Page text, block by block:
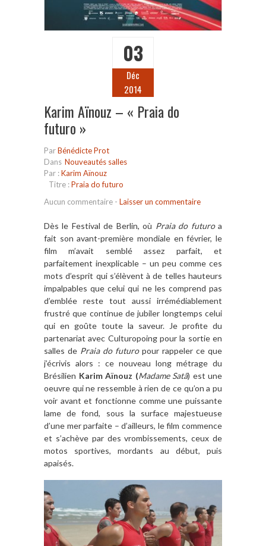
03
Déc
2014
Karim Aïnouz – « Praia do
futuro »
ParBénédicte Prot
Dans Nouveautés salles
Par :Karim Aïnouz
Titre :Praia do futuro
Aucun commentaire - Laisser un commentaire
Dès le Festival de Berlin, où Praia do futuroa
fait son avant-première mondiale en février, le
film m’avait semblé assez parfait, et
parfaitement inexplicable – un peu comme ces
mots d’esprit qui s’élèvent à de telles hauteurs
impalpables que celui qui ne les comprend pas
d’emblée reste tout aussi irrémédiablement
frustré que continue de jubiler longtemps celui
qui en goûte toute la saveur. Je profite du
partenariat avec Culturopoing pour la sortie en
salles de Praia do futuropour rappeler ce que
j’écrivis alors : ce nouveau long métrage du
Brésilien Karim Aïnouz (Madame Satã) est une
oeuvre qui ne ressemble à rien de ce qu’on a pu
voir avant et fonctionne comme une puissante
lame de fond, sous la surface majestueuse
d’une mer parfaite – d’ailleurs, le film commence
et s’achève par des vrombissements, ceux de
motos sportives, mordants au début, puis
apaisés.